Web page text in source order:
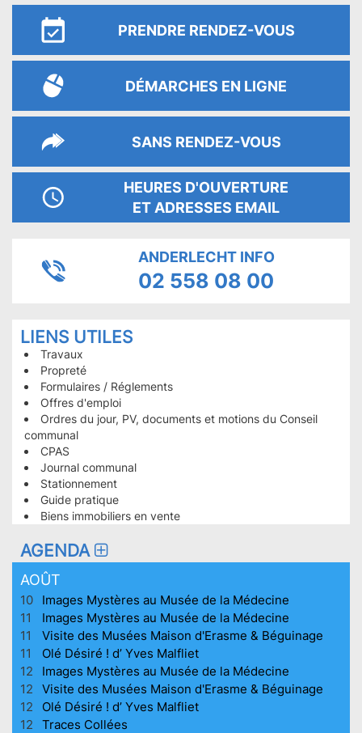
PRENDRE RENDEZ-VOUS
DÉMARCHES EN LIGNE
SANS RENDEZ-VOUS
HEURES D'OUVERTURE
ET ADRESSES EMAIL
ANDERLECHT INFO
02 558 08 00
PAGES
LES
PLUS
CONSULTÉES
HOMEPAGE
LIENS UTILES
Travaux
Propreté
Formulaires / Réglements
Offres d'emploi
Ordres du jour, PV, documents et motions du Conseil
communal
CPAS
Journal communal
Stationnement
Guide pratique
Biens immobiliers en vente
AGENDA
AOÛT
10
Images Mystères au Musée de la Médecine
11
Images Mystères au Musée de la Médecine
11
Visite des Musées Maison d'Erasme & Béguinage
11
Olé Désiré ! d’ Yves Malfliet
12
Images Mystères au Musée de la Médecine
12
Visite des Musées Maison d'Erasme & Béguinage
12
Olé Désiré ! d’ Yves Malfliet
12
Traces Collées